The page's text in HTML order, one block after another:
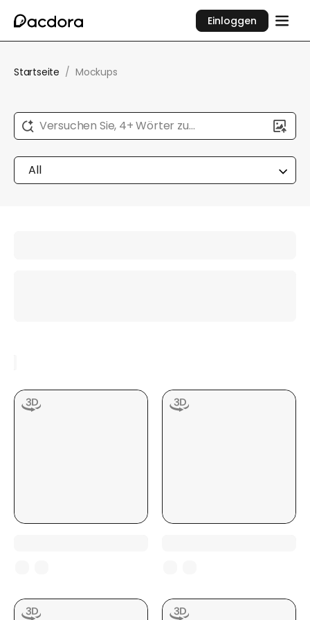
Einloggen
Startseite / Mockups
Versuchen Sie, 4+ Wörter zu
beschreiben...
All